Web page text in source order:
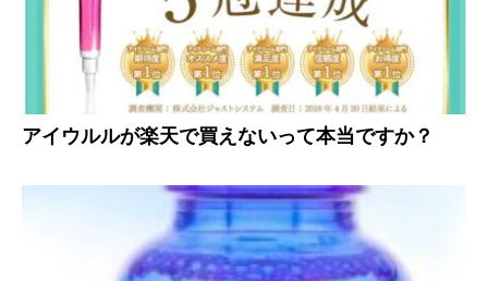
アイウルルが楽天で買えないって本当ですか？